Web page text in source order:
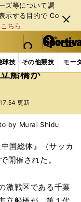
ズ等について調
⽰する⽬的で Co
ちら
閉じ
る
web Sportiva (webスポルティーバ)
検索
マイペ
ー
ジ
メニュ
球技 その他競技 モー
高校・ユース イ
船橋が
更新
by Murai Shidu
国総体』（サッカ
開催された。
激戦区である千葉